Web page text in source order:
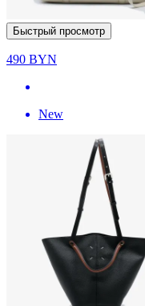
Быстрый просмотр
490 BYN
New